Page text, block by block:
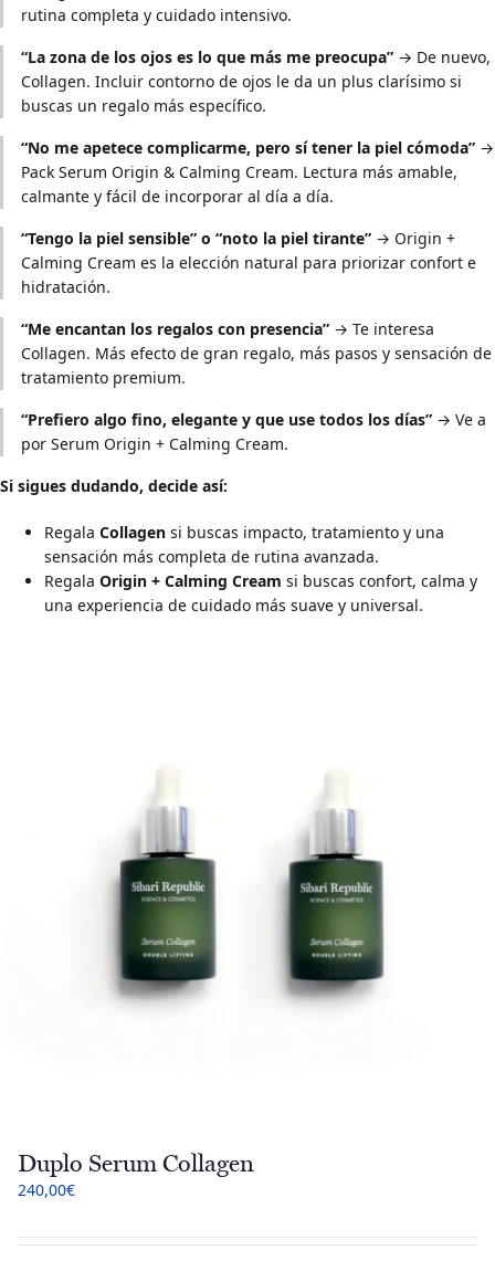
rutina completa y cuidado intensivo.
“La zona de los ojos es lo que más me preocupa”→ De nuevo,
Collagen. Incluir contorno de ojos le da un plus clarísimo si
buscas un regalo más específico.
“No me apetece complicarme, pero sí tener la piel cómoda”→
Pack Serum Origin & Calming Cream. Lectura más amable,
calmante y fácil de incorporar al día a día.
“Tengo la piel sensible” o “noto la piel tirante”→ Origin +
Calming Cream es la elección natural para priorizar confort e
hidratación.
“Me encantan los regalos con presencia”→ Te interesa
Collagen. Más efecto de gran regalo, más pasos y sensación de
tratamiento premium.
“Prefiero algo fino, elegante y que use todos los días”→ Ve a
por Serum Origin + Calming Cream.
Si sigues dudando, decide así:
Regala Collagensi buscas impacto, tratamiento y una
sensación más completa de rutina avanzada.
Regala Origin + Calming Cream si buscas confort, calma y
una experiencia de cuidado más suave y universal.
Duplo Serum Collagen
240,00€